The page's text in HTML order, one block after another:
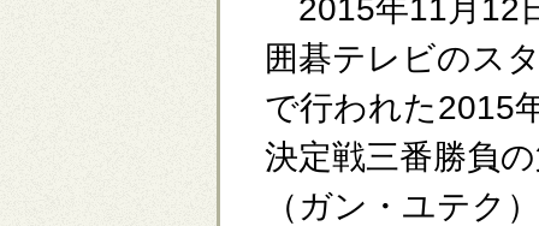
2015年11月12
囲碁テレビのス
で行われた2015
決定戦三番勝負
（ガン・ユテク